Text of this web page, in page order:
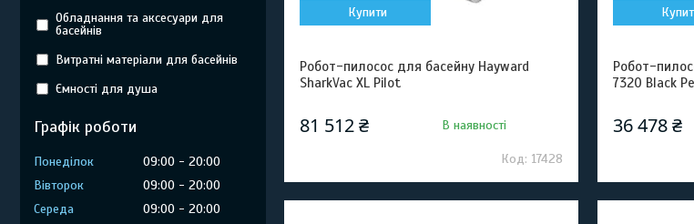
Купити
Робот-пилосос для басейну Hayward
SharkVac XL Pilot
81 512 ₴ В наявності
17428
Робот-
7320 Black
36 478 ₴
Обладнання та аксесуари для
басейнів
Витратні матеріали для басейнів
Ємності для душа
Графік роботи
Понеділок 09:00
20:00
Вівторок
09:00
20:00
Середа
09:00
20:00